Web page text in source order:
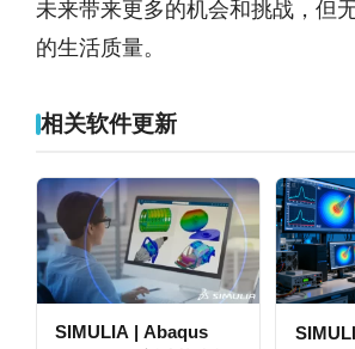
未来带来更多的机会和挑战，但
的生活质量。
相关软件更新
SIMULIA | Abaqus